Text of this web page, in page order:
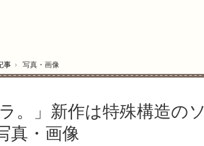
事 › 写真・画像
。」新作は特殊構造の
真・画像